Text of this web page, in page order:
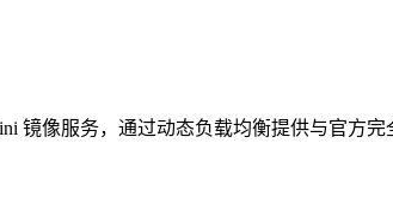
镜像服务，通过动态负载均衡提供与官方